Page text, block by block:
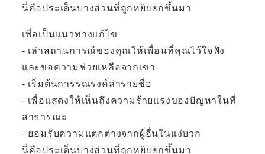
นี่คือประเด็นบางส่วนที่ถูกหยิบยกขึ้นมา
เพื่อเป็นแนวทางแก้ไข
- เล่าสถานการณ์ของคุณให้เพื่อนที่คุณไว้ใจฟัง
และขอความช่วยเหลือจากเขา
- เริ่มต้นการรณรงค์ล่ารายชื่อ
- เพื่อแสดงให้เห็นถึงความร้ายแรงของปัญหาในที่
สาธารณะ
- ยอมรับความแตกต่างจากผู้อื่นในแง่บวก
นี่คือประเด็นบางส่วนที่ถูกหยิบยกขึ้นมา